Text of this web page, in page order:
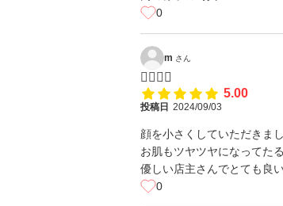
0
m さん
👍🏻👍🏻
5.00
投稿日 2024/09/03
顔を小さくしていただきまし
お肌もツヤツヤになってた
優しい店主さんでとても良
0